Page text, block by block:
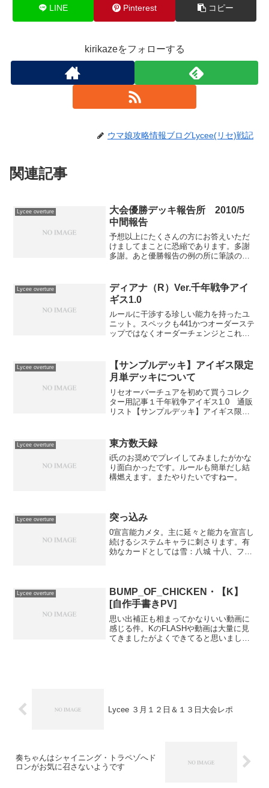
LINE Pinterest コピー
kirikazeをフォローする
ウマ娘攻略情報ブログLycee(リセ)戦記
関連記事
Lycee overture
大会優勝デッキ報告所 2010/5
中間報告
予想以上にたくさんの方にお答えいただ
けましてまことに恐縮であります。多謝
多謝。あと優勝報告の例の所に筆談の枚
ネコ氏に言われてまさしくその通りだと
思いました。相手が回復す...
Lycee overture
ディアナ（R）Ver.千年戦争アイ
ギス1.0
ルールに干渉する珍しい能力を持ったユ
ニット。スペックも441かつオーダーステ
ップではなくオーダーチェンジとこれま
を狙える状況が能力の使用タイミングと
なる。ただ一方ダウ...
Lycee overture
【サンプルデッキ】アイギス限定
月単デッキについて
リセオーバーチュアを初めて買うコレク
ター用記事１千年戦争アイギス1.0 通販
リスト【サンプルデッキ】アイギス限定
は対処できない月単の天敵である遊佐や
翁などにもバッチ...
Lycee overture 東方数天録
i氏のお奨めでプレイしてみましたがかな
り面白かったです。ルールも簡単だし結
構燃えます。またやりたいですねー。
Lycee overture 突っ込み
0宣言能力メタ。主に延々と能力を宣言し
続けるシステムキャラに刺さります。有
効なカードとしては雪：八城 十八、フェ
由貴、...
Lycee overture
BUMP_OF_CHICKEN・【K】
[自作手書きPV]
思い出補正も相まってかなりいい動画に
感じる件。KのFLASHや動画は大量に見
てきましたがよくできてると思いまし
Lycee ３月１２日＆１３日大会レポ
奏ちゃんはシャイニング・トラペゾへド
ロンがお気に召さないようです